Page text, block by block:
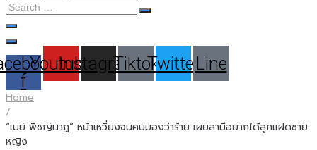
Search
…
f
Youtube
Instagram
TiktokTwitterLine
Home
/
“เมย์ พิชญ์นาฏ” หน้าเหวี่ยงจนคนมองว่าร้าย เผยสามีอยากได้ลูกแฝดชาย
หญิง